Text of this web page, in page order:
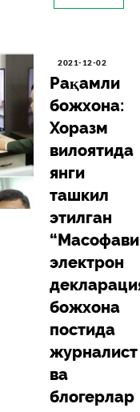
2021-12-02
Рақамли
божхона:
Хоразм
вилоятида
янги
ташкил
этилган
электрон
божхона
постида
журналист
ва
блогерлар